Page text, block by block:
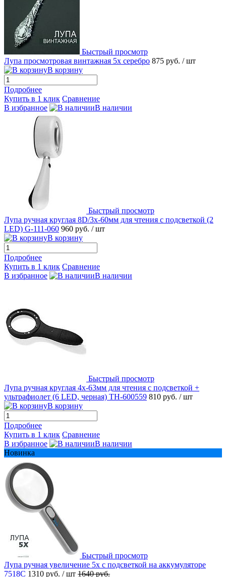
Быстрый просмотр
Лупа просмотровая винтажная 5x серебро 875 руб. / шт
В корзину
Подробнее
Купить в 1 клик Сравнение
В избранное
В наличии
Быстрый просмотр
Лупа ручная круглая 8D/3x-60мм для чтения с подсветкой (2
LED) G-111-060 960 руб. / шт
В корзину
Подробнее
Купить в 1 клик Сравнение
В избранное
В наличии
Быстрый просмотр
Лупа ручная круглая 4x-63мм для чтения с подсветкой +
ультрафиолет (6 LED, черная) TH-600559 810 руб. / шт
В корзину
Подробнее
Купить в 1 клик Сравнение
В избранное
В наличии
Новинка
Быстрый просмотр
Лупа ручная увеличение 5x с подсветкой на аккумуляторе
7518C 1310 руб. / шт 1640 руб.